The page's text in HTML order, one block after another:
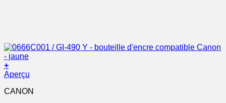
+
Aperçu
CANON